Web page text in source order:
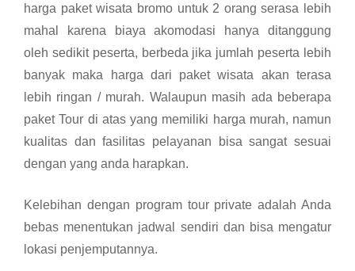
harga paket wisata bromo untuk 2 orang serasa lebih
mahal karena biaya akomodasi hanya ditanggung
oleh sedikit peserta, berbeda jika jumlah peserta lebih
banyak maka harga dari paket wisata akan terasa
lebih ringan / murah. Walaupun masih ada beberapa
paket Tour di atas yang memiliki harga murah, namun
kualitas dan fasilitas pelayanan bisa sangat sesuai
dengan yang anda harapkan.
Kelebihan dengan program tour private adalah Anda
bebas menentukan jadwal sendiri dan bisa mengatur
lokasi penjemputannya.